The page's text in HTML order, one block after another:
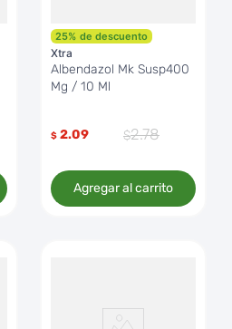
25% de descuento
Xtra
Albendazol Mk Susp400
Mg / 10 Ml
$ 2.09 2.78
Agregar al carrito